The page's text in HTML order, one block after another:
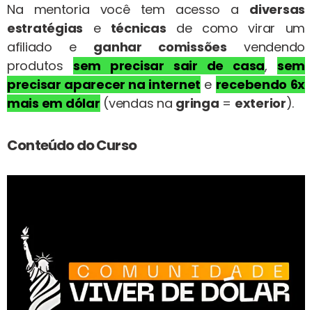
Na mentoria você tem acesso a diversas
estratégias e técnicas de como virar um
afiliado e ganhar comissões vendendo
produtos sem precisar sair de casa, sem
precisar aparecer na internet e recebendo 6x
mais em dólar (vendas na gringa = exterior).
Conteúdo do Curso